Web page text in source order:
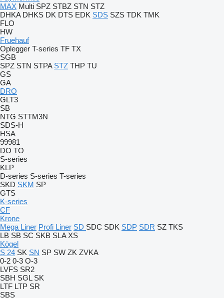
MAX Multi SPZ STBZ STN STZ
DHKA DHKS DK DTS EDK SDS SZS TDK TMK
FLO
HW
Fruehauf
Oplegger T-series TF TX
SGB
SPZ STN STPA STZ THP TU
GS
GA
DRO
GLT3
SB
NTG STTM3N
SDS-H
HSA
99981
DO TO
S-series
KLP
D-series S-series T-series
SKD SKM SP
GTS
K-series
CF
Krone
Mega Liner Profi Liner SD SDC SDK SDP SDR SZ TKS
LB SB SC SKB SLA XS
Kögel
S 24 SK SN SP SW ZK ZVKA
0-2 0-3 O-3
LVFS SR2
SBH SGL SK
LTF LTP SR
SBS